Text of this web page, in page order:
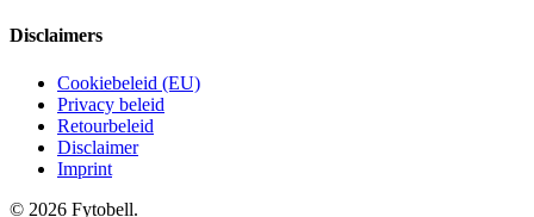
Disclaimers
Cookiebeleid (EU)
Privacy beleid
Retourbeleid
Disclaimer
Imprint
© 2026 Fytobell.